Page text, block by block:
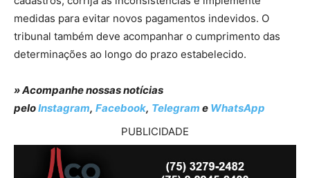
medidas para evitar novos pagamentos indevidos. O
tribunal também deve acompanhar o cumprimento das
determinações ao longo do prazo estabelecido.
» Acompanhe nossas notícias
peloInstagram, Facebook, Telegram e WhatsApp
PUBLICIDADE